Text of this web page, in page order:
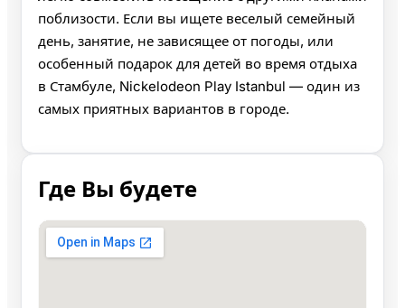
поблизости. Если вы ищете веселый семейный
день, занятие, не зависящее от погоды, или
особенный подарок для детей во время отдыха
в Стамбуле, Nickelodeon Play Istanbul — один из
самых приятных вариантов в городе.
Где Вы будете